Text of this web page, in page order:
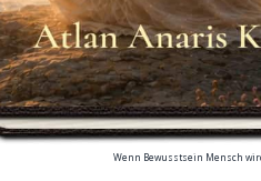
Wenn Bewusstsein Mensch